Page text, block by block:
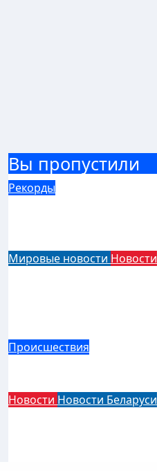
Вы пропустили
Рекорды
Мировые новости Новости
Происшествия
Новости Новости Беларуси